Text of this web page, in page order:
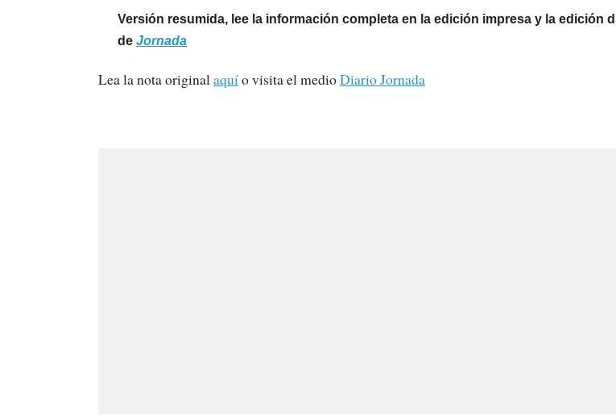
Versión resumida, lee la información completa en la edición impresa y la edición
de Jornada
Lea la nota original aquío visita el medioDiario Jornada